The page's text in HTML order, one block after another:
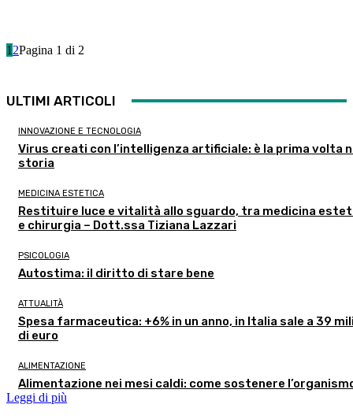
1 2Pagina 1 di 2
ULTIMI ARTICOLI
INNOVAZIONE E TECNOLOGIA
Virus creati con l’intelligenza artificiale: è la prima volta
storia
MEDICINA ESTETICA
Restituire luce e vitalità allo sguardo, tra medicina
e chirurgia – Dott.ssa Tiziana Lazzari
PSICOLOGIA
Autostima: il diritto di stare bene
ATTUALITÀ
Spesa farmaceutica: +6% in un anno, in Italia sale a 39
di euro
ALIMENTAZIONE
Alimentazione nei mesi caldi: come sostenere
Leggi di più